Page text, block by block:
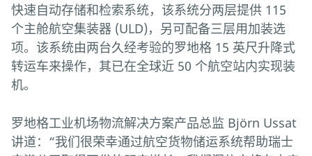
快速自动存储和检索系统，该系统分两层提供 115
个主舱航空集装器 (ULD)，另可配备三层用加装选
项。该系统由两台久经考验的罗地格 15 英尺升降式
转运车来操作，其已在全球近 50 个航空站内实现装
机。
罗地格工业机场物流解决方案产品总监 Björn Ussat
讲道：“我们很荣幸通过航空货物储运系统帮助瑞士